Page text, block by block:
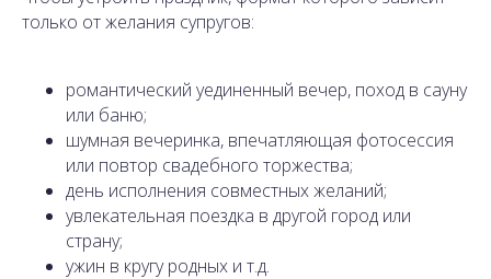
только от желания супругов:
романтический уединенный вечер, поход в сауну
или баню;
шумная вечеринка, впечатляющая фотосессия
или повтор свадебного торжества;
день исполнения совместных желаний;
увлекательная поездка в другой город или
страну;
ужин в кругу родных и т.д.